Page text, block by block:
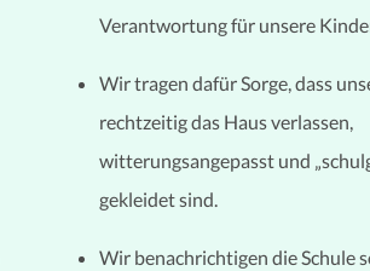
Verantwortung für unsere
Wir tragen dafür Sorge, dass
rechtzeitig das Haus verlassen,
witterungsangepasst und
gekleidet sind.
Wir benachrichtigen die Schule